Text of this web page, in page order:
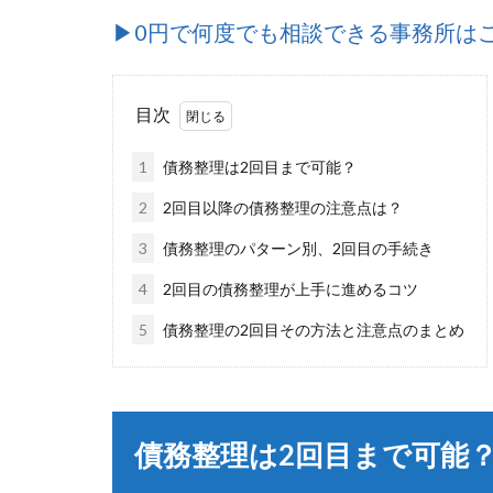
▶︎0円で何度でも相談できる事務所は
目次
1 債務整理は2回目まで可能？
2 2回目以降の債務整理の注意点は？
3 債務整理のパターン別、2回目の手続き
4 2回目の債務整理が上手に進めるコツ
5 債務整理の2回目その方法と注意点のまとめ
債務整理は2回目まで可能？